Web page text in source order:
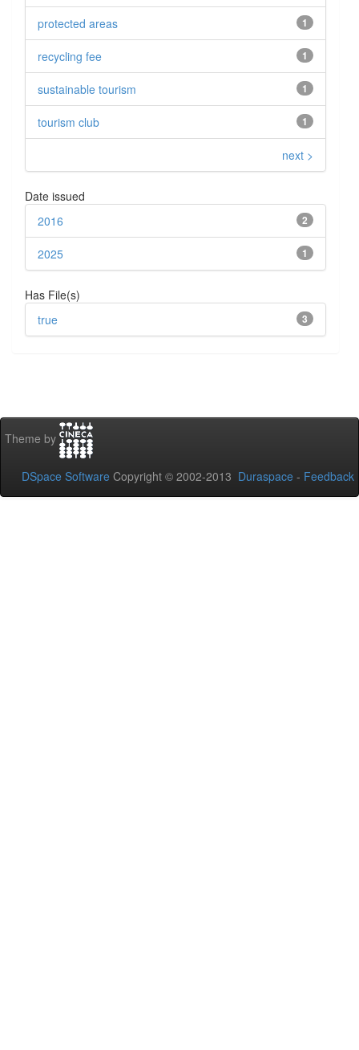
1
protected areas
1
recycling fee
1
sustainable tourism
1
tourism club
next >
Date issued
2
2016
1
2025
Has File(s)
3
true
Theme by
DSpace Software Copyright © 2002-2013 Duraspace - Feedback